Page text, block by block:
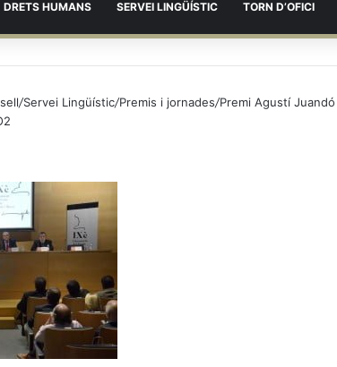
DRETS HUMANS SERVEI LINGÜÍSTIC TORN D’OFICI
/Servei Lingüístic/Premis i jornades/Premi Agustí Juandó